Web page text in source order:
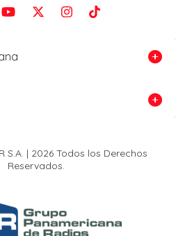
S.A. | 2026 Todos los Derechos
Reservados.